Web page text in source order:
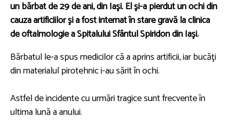
un bărbat de 29 de ani, din Iaşi. El şi-a pierdut un ochi din
cauza artificiilor şi a fost internat în stare gravă la clinica
de oftalmologie a Spitalului Sfântul Spiridon din Iaşi.
Bărbatul le-a spus medicilor că a aprins artificii, iar bucăţi
din materialul pirotehnic i-au sărit în ochi.
Astfel de incidente cu urmări tragice sunt frecvente în
ultima lună a anului.